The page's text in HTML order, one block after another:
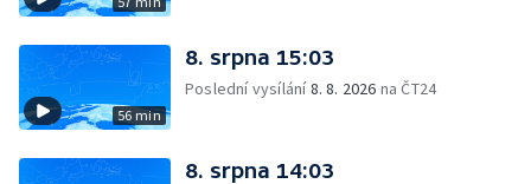
56 min
8. srpna 15:03
Poslední vysílání8. 8. 2026 na ČT24
8. srpna 14:03